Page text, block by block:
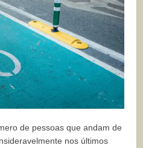
de pessoas que andam de
nos últimos